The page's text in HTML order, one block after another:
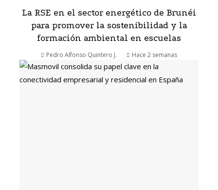
La RSE en el sector energético de Brunéi
para promover la sostenibilidad y la
formación ambiental en escuelas
Pedro Alfonso Quintero J. Hace 2 semanas